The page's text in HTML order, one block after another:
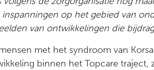
inspanningen op het gebied van
van ontwikkelingen die
met het syndroom van
binnen het Topcare traject,